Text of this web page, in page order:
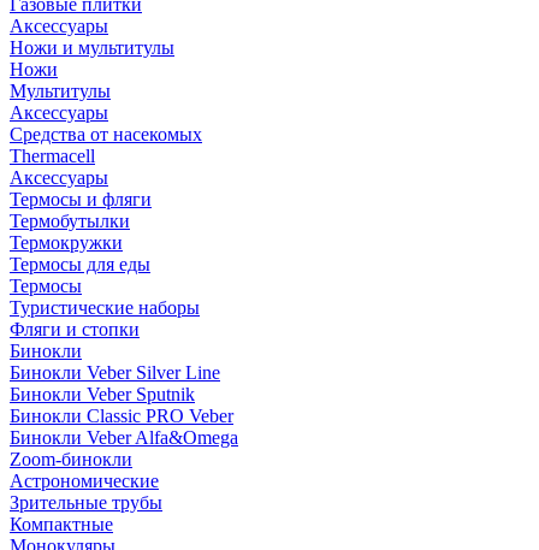
Газовые плитки
Аксессуары
Ножи и мультитулы
Ножи
Мультитулы
Аксессуары
Средства от насекомых
Thermacell
Аксессуары
Термосы и фляги
Термобутылки
Термокружки
Термосы для еды
Термосы
Туристические наборы
Фляги и стопки
Бинокли
Бинокли Veber Silver Line
Бинокли Veber Sputnik
Бинокли Classic PRO Veber
Бинокли Veber Alfa&Omega
Zoom-бинокли
Астрономические
Зрительные трубы
Компактные
Монокуляры